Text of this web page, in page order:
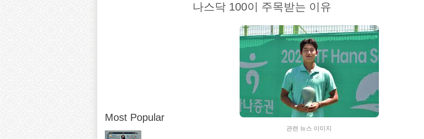
Most Popular
나스닥 100이 주목받는 이유
관련 뉴스 이미지